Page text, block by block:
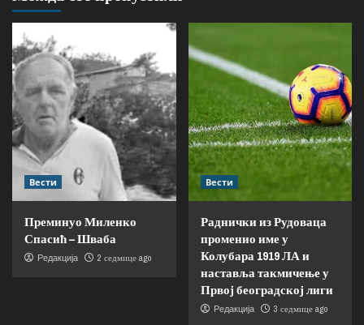
Вести
Преминуо Миленко
Спасић – Шваба
Редакција 2 седмице ago
Вести
Раднички из Рудоваца
променио име у
Колубара 1919 ЛА и
наставља такмичење у
Првој београдској лиги
Редакција 3 седмице ago